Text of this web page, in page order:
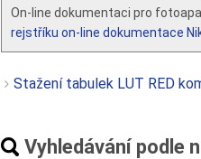
On-line dokumentaci pro
rejstříku on-line dokumentace
Stažení tabulek LUT RED
Vyhledávání podle